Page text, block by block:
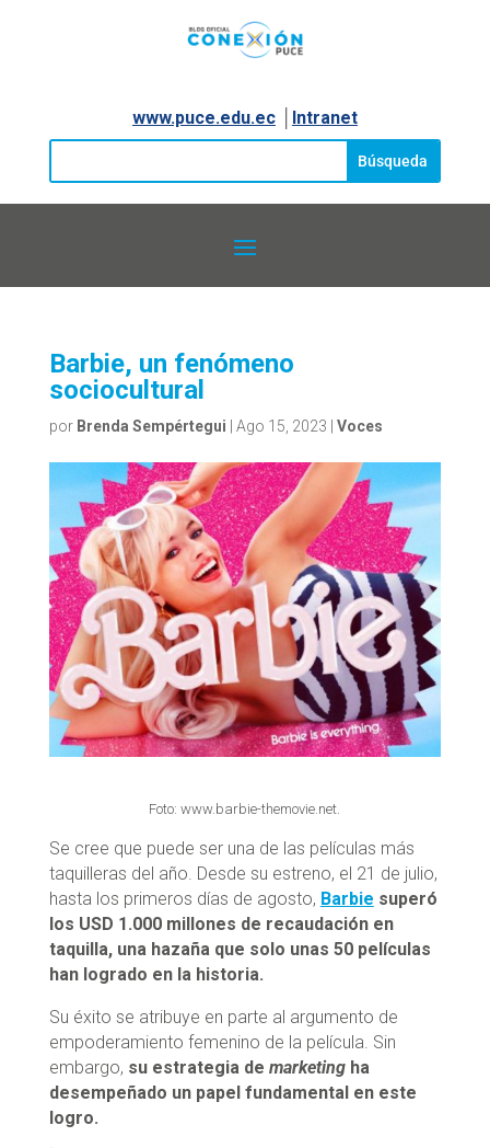
www.puce.edu.ec│ Intranet
Barbie, un fenómeno
sociocultural
por Brenda Sempértegui Ago 15, 2023 Voces
Foto: www.barbie-themovie.net.
Se cree que puede ser una de las películas más
taquilleras del año. Desde su estreno, el 21 de julio,
hasta los primeros días de agosto, Barbie superó
los USD 1.000 millones de recaudación en
taquilla, una hazaña que solo unas 50 películas
han logrado en la historia.
Su éxito se atribuye en parte al argumento de
empoderamiento femenino de la película. Sin
embargo, su estrategia de marketingha
desempeñado un papel fundamental en este
logro.